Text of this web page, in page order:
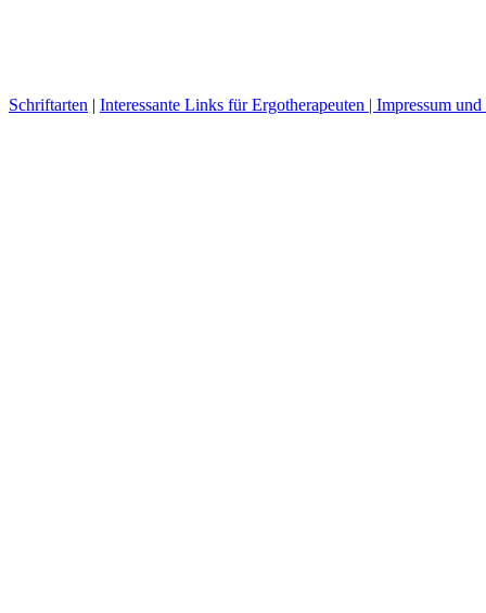
Schriftarten | Interessante Links für Ergotherapeuten | Impressum